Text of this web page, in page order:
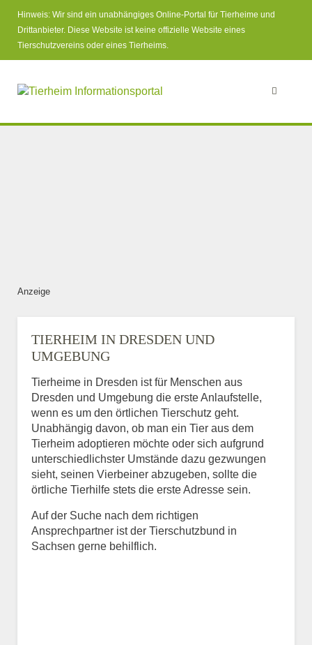
Hinweis: Wir sind ein unabhängiges Online-Portal für Tierheime und
Drittanbieter. Diese Website ist keine offizielle Website eines
Tierschutzvereins oder eines Tierheims.
Anzeige
TIERHEIM IN DRESDEN UND
UMGEBUNG
Tierheime in Dresden ist für Menschen aus
Dresden und Umgebung die erste Anlaufstelle,
wenn es um den örtlichen Tierschutz geht.
Unabhängig davon, ob man ein Tier aus dem
Tierheim adoptieren möchte oder sich aufgrund
unterschiedlichster Umstände dazu gezwungen
sieht, seinen Vierbeiner abzugeben, sollte die
örtliche Tierhilfe stets die erste Adresse sein.
Auf der Suche nach dem richtigen
Ansprechpartner ist der Tierschutzbund in
Sachsen gerne behilflich.